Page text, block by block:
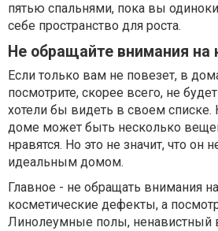
пятью спальнями, пока вы
себе пространство для роста.
Не обращайте внимания на
Если только вам не повезет, в
посмотрите, скорее всего, не
хотели бы видеть в своем
доме может быть несколько
нравятся. Но это не значит, что
идеальным домом.
Главное - не обращать внимания
косметические дефекты, а
Линолеумные полы, ненавистный